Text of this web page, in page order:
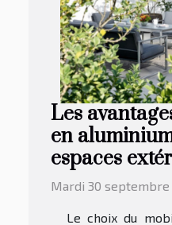
Les
en
espaces
Mardi 30 septembre
Le choix du